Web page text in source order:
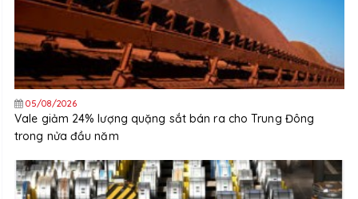
05/08/2026
Vale giảm 24% lượng quặng sắt bán ra cho Trung Đông
trong nửa đầu năm